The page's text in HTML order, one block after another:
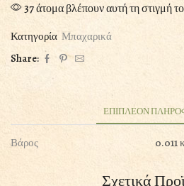
37 άτομα βλέπουν αυτή τη στιγμή
Κατηγορία Μπαχαρικά
Share:
ΕΠΙΠΛΕΟΝ
Βάρος 0.011
Σχετικά